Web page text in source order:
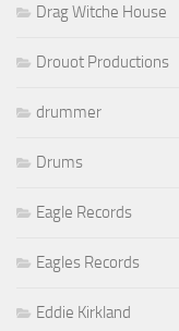
Drag Witche House
Drouot Productions
drummer
Drums
Eagle Records
Eagles Records
Eddie Kirkland